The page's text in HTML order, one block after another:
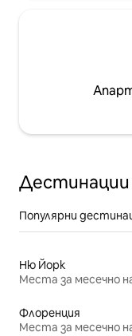
Дестинации
Популярни
Ню Йорк
Места за месечно
Флоренция
Места за месечно